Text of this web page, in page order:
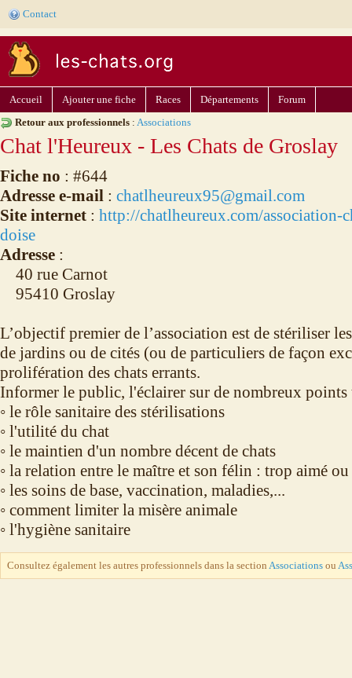
Contact
Accueil Ajouter une fiche Races Départements
Forum
Retour aux professionnels : Associations
Chat l'Heureux - Les Chats de Groslay
Fiche no : #644
Adresse e-mail : chatlheureux95@gmail.com
Site internet : http://chatlheureux.com/association-
doise
Adresse :
40 rue Carnot
95410 Groslay
L’objectif premier de l’association est de stériliser
de jardins ou de cités (ou de particuliers de façon
prolifération des chats errants.
Informer le public, l'éclairer sur de nombreux points
◦ le rôle sanitaire des stérilisations
◦ l'utilité du chat
◦ le maintien d'un nombre décent de chats
◦ la relation entre le maître et son félin : trop aimé ou
◦ les soins de base, vaccination, maladies,...
◦ comment limiter la misère animale
◦ l'hygiène sanitaire
Consultez également les autres professionnels dans la section Associations ou